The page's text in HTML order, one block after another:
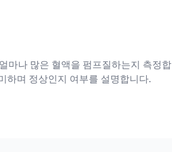
마나 많은 혈액을 펌프질하는지 측정합
하며 정상인지 여부를 설명합니다.